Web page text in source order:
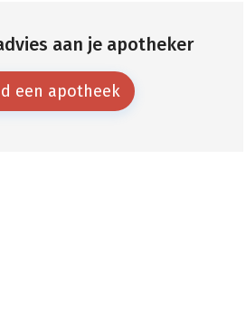
aan je apotheker
een apotheek